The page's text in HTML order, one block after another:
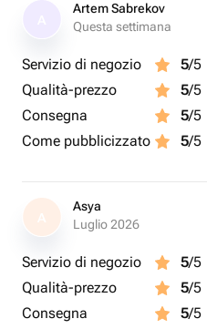
Artem Sabrekov
Questa settimana
Servizio di negozio 5/5
Qualità-prezzo
5/5
Consegna
5/5
Come pubblicizzato
5/5
A
Asya
Luglio 2026
Servizio di negozio 5/5
Qualità-prezzo
5/5
Consegna
5/5